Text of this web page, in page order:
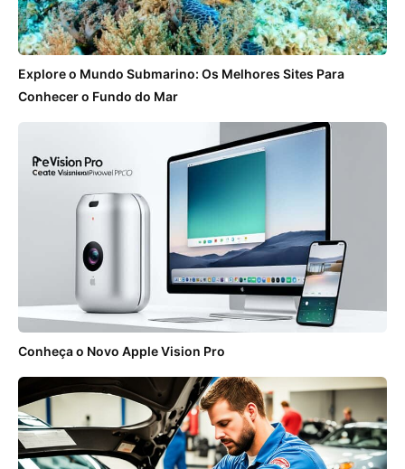
Explore o Mundo Submarino: Os Melhores Sites Para
Conhecer o Fundo do Mar
Conheça o Novo Apple Vision Pro